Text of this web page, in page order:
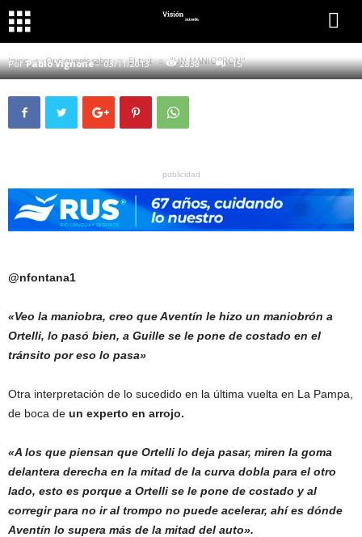
Inicio Qué querés saber El tuit "UN MANIOBRON"
QUÉ QUERÉS SABER TURISMO CARRETERA
"UN MANIOBRON"
Por Pablo Vignone- 03/11/2013 2838 15
publicidad
@nfontana1
«Veo la maniobra, creo que Aventín le hizo un maniobrón a
Ortelli, lo pasó bien, a Guille se le pone de costado en el
tránsito por eso lo pasa»
Otra interpretación de lo sucedido en la última vuelta en La Pampa,
de boca de un experto en arrojo.
«A los que piensan que Ortelli lo deja pasar, miren la goma
delantera derecha en la mitad de la curva dobla para el otro
lado, esto es porque a Ortelli se le pone de costado y al
corregir para no ir al trompo no puede acelerar, ahí es dónde
Aventín lo supera más de la mitad del auto».